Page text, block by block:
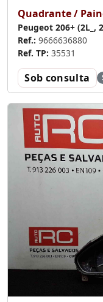
Quadrante /
Peugeot 206+ (2L_,
Ref.: 9666636880
Ref. TP: 35531
Sob consulta